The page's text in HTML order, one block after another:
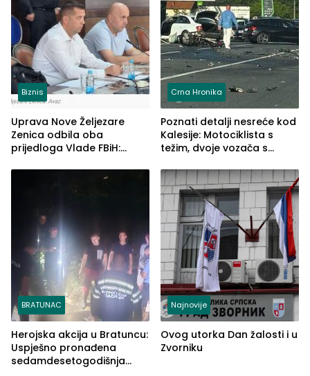
Biznis
Uprava Nove Željezare
Zenica odbila oba
prijedloga Vlade FBiH:
rješenje
Crna Hronika
Poznati detalji nesreće kod
Kalesije: Motociklista s
težim, dvoje vozača s
BRATUNAC
Herojska akcija u Bratuncu:
Uspješno pronađena
sedamdesetogodišnja
Najnovije
Ovog utorka Dan žalosti i u
Zvorniku